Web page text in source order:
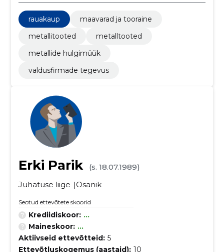
rauakaup
maavarad ja tooraine
metallitooted
metalltooted
metallide hulgimüük
valdusfirmade tegevus
Erki Parik
(s. 18.07.1989)
Juhatuse liige
Osanik
Seotud ettevõtete skoorid
Krediidiskoor: ...
Maineskoor: ...
Aktiivseid ettevõtteid: 5
Ettevõtluskogemus (aastaid): 10